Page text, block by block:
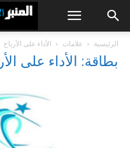
الرئيسية علامات الأداء على الأرباح
بطاقة: الأداء على